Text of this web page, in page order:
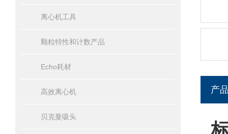
离心机工具
颗粒特性和计数产品
Echo耗材
高效离心机
贝克曼吸头
产